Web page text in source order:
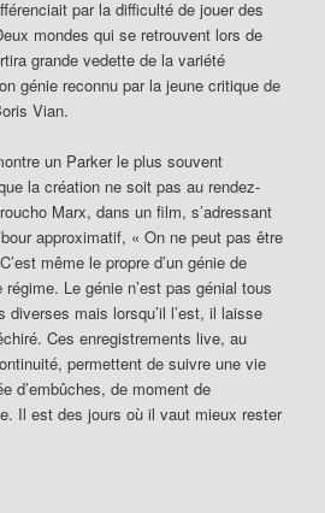
par la difficulté de jouer des
mondes qui se retrouvent lors de
grande vedette de la variété
génie reconnu par la jeune critique de
Vian.
un Parker le plus souvent
la création ne soit pas au rendez-
Marx, dans un film, s’adressant
approximatif, « On ne peut pas être
même le propre d’un génie de
Le génie n’est pas génial tous
diverses mais lorsqu’il l’est, il laisse
Ces enregistrements live, au
permettent de suivre une vie
d’embûches, de moment de
Il est des jours où il vaut mieux rester